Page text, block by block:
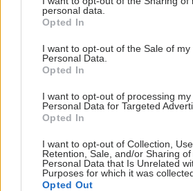
grant or deny consent to Google and
use your data for below specified
consent section.
personal data.
Opted In
I want to opt-out of the Sale of my
Personal Data.
Opted In
I want to opt-out of processing my
Personal Data for Targeted
Opted In
I want to opt-out of Collection, Use,
Retention, Sale, and/or Sharing of
Personal Data that Is Unrelated
Purposes for which it was
Opted Out